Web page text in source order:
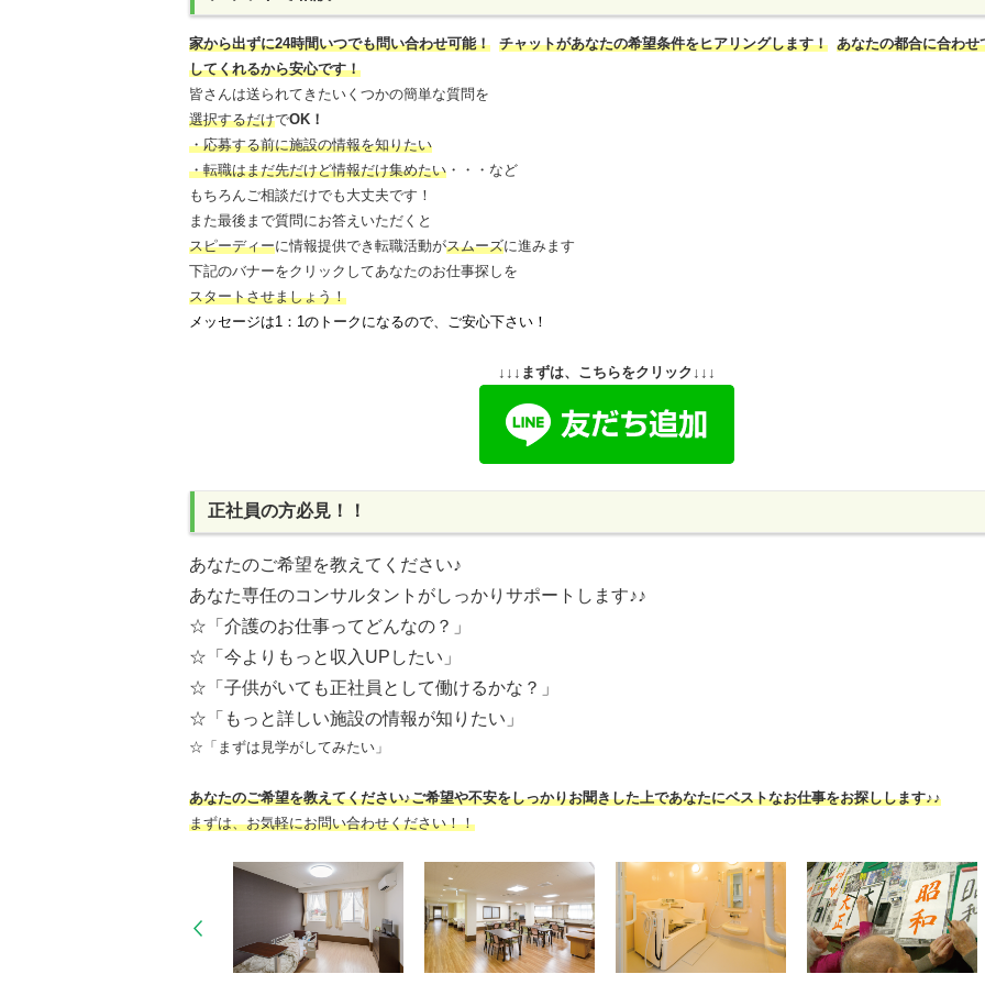
家から出ずに24時間いつでも問い合わせ可能！ チャットがあなたの希望条件をヒアリングします！ あなたの都合に合わせ
してくれるから安心です！
皆さんは送られてきたいくつかの簡単な質問を
選択するだけでOK！
・応募する前に施設の情報を知りたい
・転職はまだ先だけど情報だけ集めたい ・・・など
もちろんご相談だけでも大丈夫です！
また最後まで質問にお答えいただくと
スピーディーに情報提供でき 転職活動がスムーズに進みます
下記のバナーをクリックしてあなたのお仕事探しを
スタートさせましょう！
メッセージは1：1のトークになるので、ご安心下さい！
↓↓↓まずは、こちらをクリック↓↓↓
正社員の方必見！！
あなたのご希望を教えてください♪
あなた専任のコンサルタントがしっかりサポートします♪♪
☆「介護のお仕事ってどんなの？」
☆「今よりもっと収入UPしたい」
☆「子供がいても正社員として働けるかな？」
☆「もっと詳しい施設の情報が知りたい」
☆「まずは見学がしてみたい」
あなたのご希望を教えてください♪ご希望や不安をしっかりお聞きした上であなたにベストなお仕事をお探しします♪♪
まずは、お気軽にお問い合わせください！！